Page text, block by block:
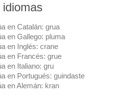
en Catalán: grua
en Gallego: pluma
en Inglés: crane
en Francés: grue
en Italiano: gru
en Portugués: guindaste
en Alemán: kran